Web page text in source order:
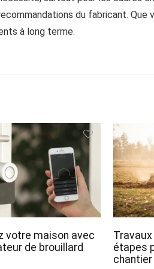
du fabricant. Que
à long terme.
votre maison avec
de brouillard
étapes
chantier